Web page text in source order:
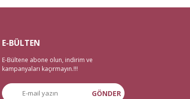
mağazamızda hizmet vermekteyiz.
yanı sıra tüm çeyiz malzemele
düğün malzemeleri,gelin çeyizi
ihtiyaç duyanlar için de 2 gün
E-BÜLTEN
E-Bültene abone olun, indirim ve
kampanyaları kaçırmayın.!!!
GÖNDER